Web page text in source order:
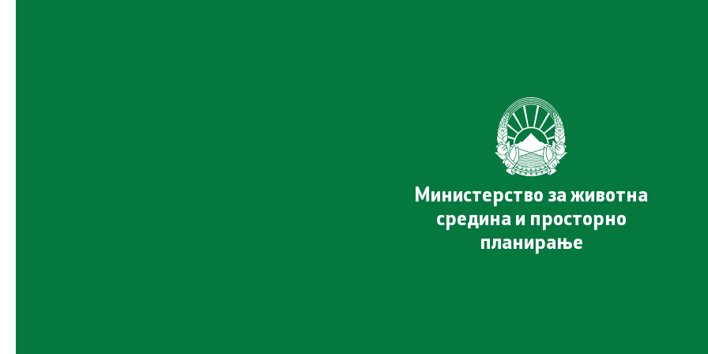
Просторно планирање
Конкурси
Министерство за животна
средина и просторно
планирање